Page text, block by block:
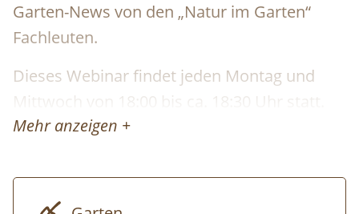
Garten-News v​​on den „Natur im Garten“
Fachleuten.
Dieses Webinar findet jeden Montag und
Mittwoch von 18:00 bis ca. 18:30 Uhr statt.
DATUM und THEMA:
Mehr anzeigen +